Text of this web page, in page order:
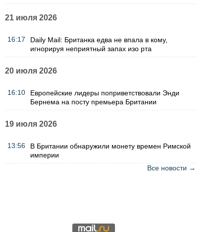
21 июля 2026
16:17
Daily Mail: Британка едва не впала в кому,
игнорируя неприятный запах изо рта
20 июля 2026
16:10
Европейские лидеры поприветствовали Энди
Бернема на посту премьера Британии
19 июля 2026
13:56
В Британии обнаружили монету времен Римской
империи
Все новости →